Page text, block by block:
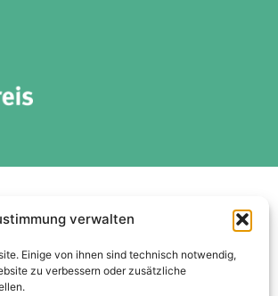
verwalten
Einige von ihnen sind technisch notwendig,
zu verbessern oder zusätzliche